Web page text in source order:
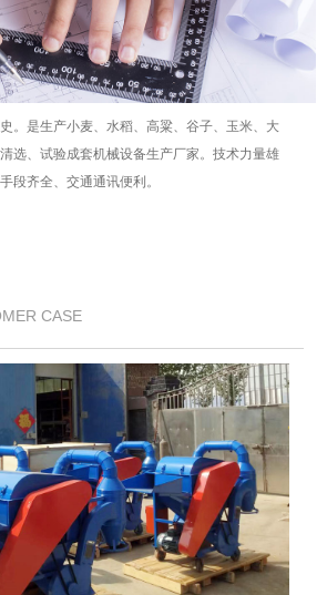
、售后操作维护培训。完善的售后服务，合理低廉的
务。提供1对1定制方案。贴心客服7*24在线，快速为
忧
CASE